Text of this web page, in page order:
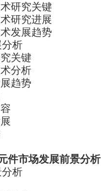
研究关键
研究进展
发展趋势
析
关键
分析
趋势
件市场发展前景分析
析